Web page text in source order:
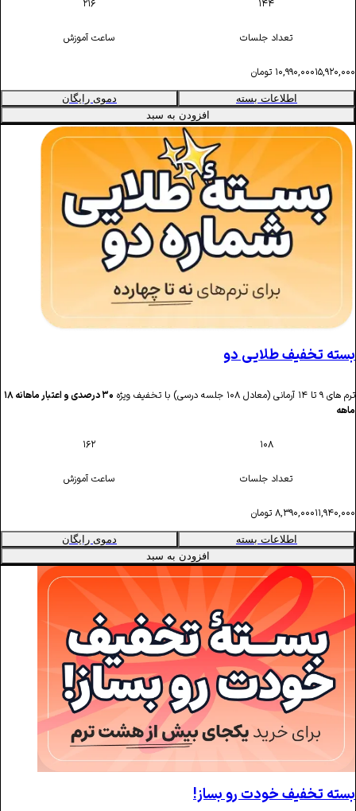
تومان
اطلاعات بسته
افزودن به سبد
طلایی دو
۳۰ درصدی و اعتبار ماهانه‌ ۱۸
تومان
اطلاعات بسته
افزودن به سبد
خودت رو بساز!